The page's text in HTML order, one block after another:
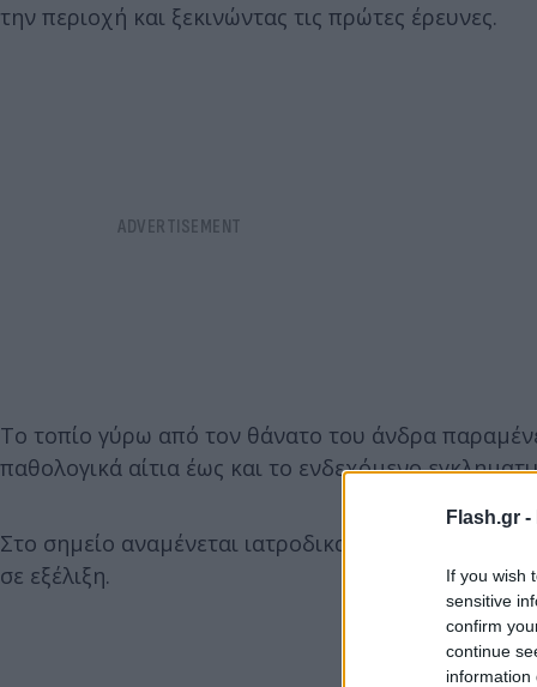
Flash.gr -
If you wish
sensitive
confirm
continue
information
την περιοχή και ξεκινώντας τις πρώτες έρευνες.
Το τοπίο γύρω από τον θάνατο του άνδρα
παθολογικά αίτια έως και το ενδεχόμενο
Στο σημείο αναμένεται ιατροδικαστής,
σε εξέλιξη.